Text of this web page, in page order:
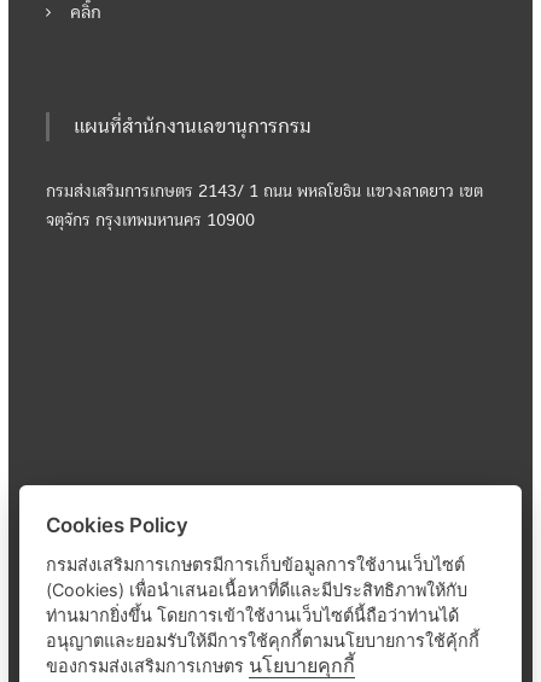
คลิ๊ก
แผนที่สำนักงานเลขานุการกรม
กรมส่งเสริมการเกษตร 2143/ 1 ถนน พหลโยธิน แขวงลาดยาว เขต
จตุจักร กรุงเทพมหานคร 10900
Cookies Policy
กรมส่งเสริมการเกษตรมีการเก็บข้อมูลการใช้งานเว็บไซต์
(Cookies) เพื่อนำเสนอเนื้อหาที่ดีและมีประสิทธิภาพให้กับ
ท่านมากยิ่งขึ้น โดยการเข้าใช้งานเว็บไซต์นี้ถือว่าท่านได้
อนุญาตและยอมรับให้มีการใช้คุกกี้ตามนโยบายการใช้คุ้กกี้
ของกรมส่งเสริมการเกษตร นโยบายคุกกี้